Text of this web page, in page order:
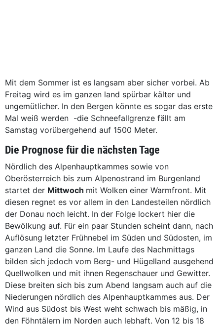
Mit dem Sommer ist es langsam aber sicher vorbei. Ab
Freitag wird es im ganzen land spürbar kälter und
ungemütlicher. In den Bergen könnte es sogar das erste
Mal weiß werden -die Schneefallgrenze fällt am
Samstag vorübergehend auf 1500 Meter.
Die Prognose für die nächsten Tage
Nördlich des Alpenhauptkammes sowie von
Oberösterreich bis zum Alpenostrand im Burgenland
startet der Mittwoch mit Wolken einer Warmfront. Mit
diesen regnet es vor allem in den Landesteilen nördlich
der Donau noch leicht. In der Folge lockert hier die
Bewölkung auf. Für ein paar Stunden scheint dann, nach
Auflösung letzter Frühnebel im Süden und Südosten, im
ganzen Land die Sonne. Im Laufe des Nachmittags
bilden sich jedoch vom Berg- und Hügelland ausgehend
Quellwolken und mit ihnen Regenschauer und Gewitter.
Diese breiten sich bis zum Abend langsam auch auf die
Niederungen nördlich des Alpenhauptkammes aus. Der
Wind aus Südost bis West weht schwach bis mäßig, in
den Föhntälern im Norden auch lebhaft. Von 12 bis 18